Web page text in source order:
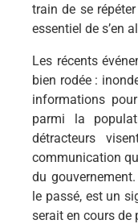
train de se
essentiel de s’en
Les récents
bien rodée :
informations
parmi la
détracteurs
communication
du
le passé, est un
serait en cours de